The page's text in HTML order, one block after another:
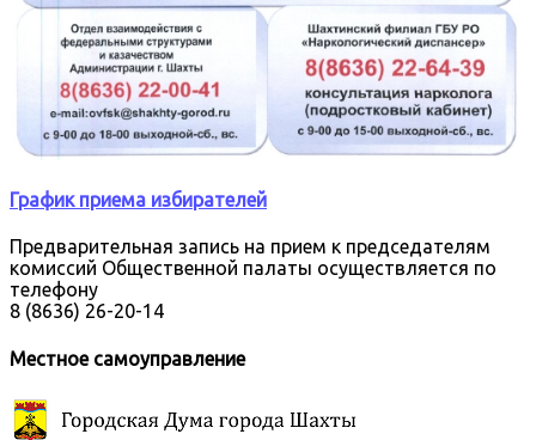
График приема избирателей
Предварительная запись на прием к председателям
комиссий Общественной палаты осуществляется по
телефону
8 (8636) 26-20-14
Местное самоуправление